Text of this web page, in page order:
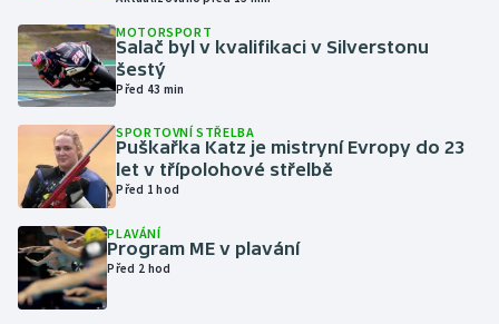
Krasobruslení
Lezení
Lyže a snowboard
Moderní pětiboj
Motorsport
Olympijské hry
MOTORSPORT
Salač byl v kvalifikaci v Silverstonu
šestý
Před 43 min
SPORTOVNÍ STŘELBA
Puškařka Katz je mistryní Evropy do 23
let v třípolohové střelbě
Před 1 hod
PLAVÁNÍ
Program ME v plavání
Před 2 hod